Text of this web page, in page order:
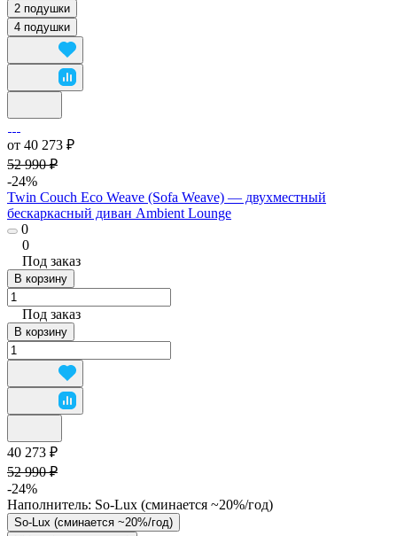
2 подушки
4 подушки
от 40 273 ₽
52 990 ₽
-24%
Twin Couch Eco Weave (Sofa Weave) — двухместный
бескаркасный диван Ambient Lounge
0
0
Под заказ
В корзину
Под заказ
В корзину
40 273 ₽
52 990 ₽
-24%
Наполнитель: So-Lux (cминается ~20%/год)
So-Lux (cминается ~20%/год)